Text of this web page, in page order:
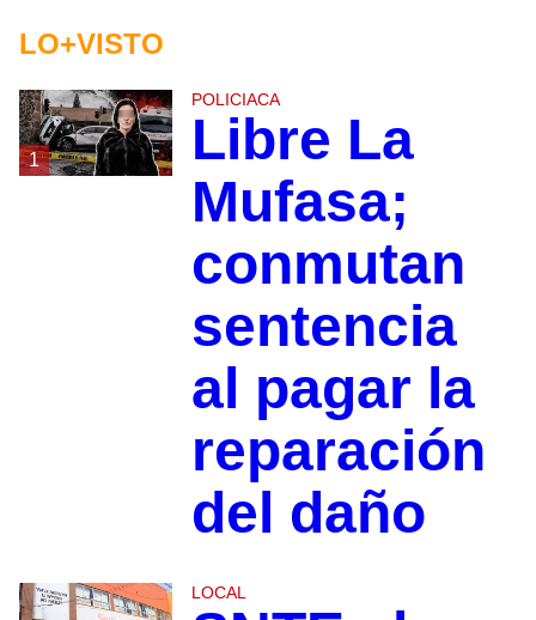
LO+VISTO
1
POLICIACA
Libre La
Mufasa;
conmutan
sentencia
al pagar la
reparación
del daño
LOCAL